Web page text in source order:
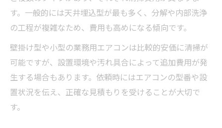
す。一般的には天井埋込型が最も多く、分解や内部洗浄
の工程が複雑なため、費用も高めになる傾向です。
壁掛け型や小型の業務用エアコンは比較的安価に清掃が
可能ですが、設置環境や汚れ具合によって追加費用が発
生する場合もあります。依頼時にはエアコンの型番や設
置状況を伝え、正確な見積もりを受けることが大切で
す。